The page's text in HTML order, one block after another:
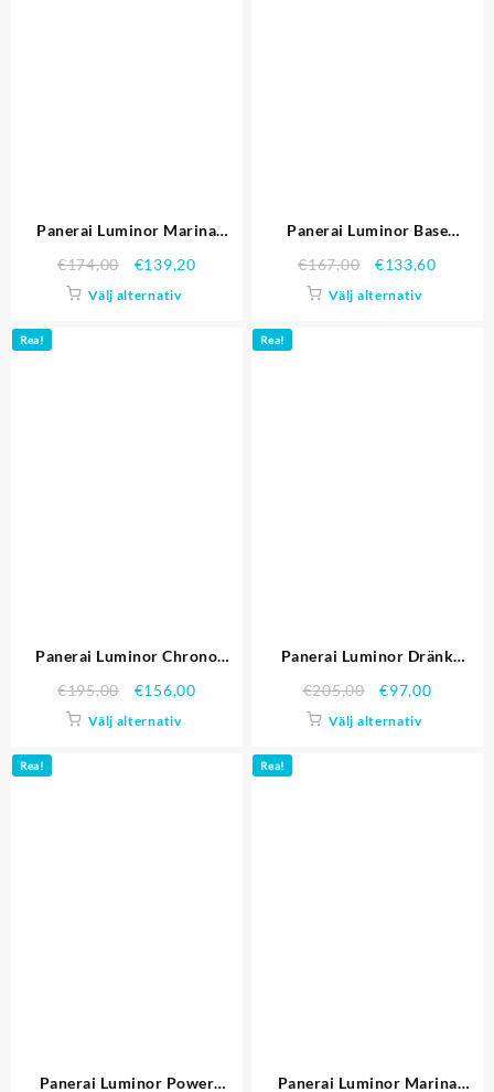
Panerai Luminor Marina
€174,00 €139,20
Välj alternativ
Panerai Luminor Base
€167,00 €133,60
Välj alternativ
Rea!
Panerai Luminor Chrono
€195,00 €156,00
Välj alternativ
Rea!
Panerai Luminor Dränk
€205,00 €97,00
Välj alternativ
Rea!
Panerai Luminor Power
Rea!
Panerai Luminor Marina